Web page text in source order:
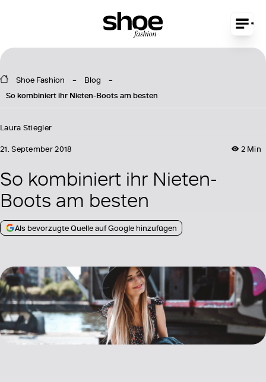
Shoe Fashion
Blog
So kombiniert ihr Nieten-Boots am besten
Laura Stiegler
2 Min
21. September 2018
So kombiniert ihr Nieten-
Boots am besten
Als bevorzugte Quelle auf Google hinzufügen